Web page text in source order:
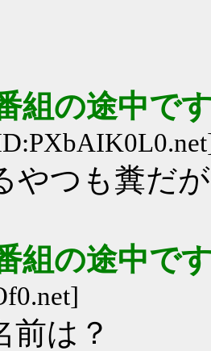
組の途中で
やつも糞だ
組の途中で
前は？